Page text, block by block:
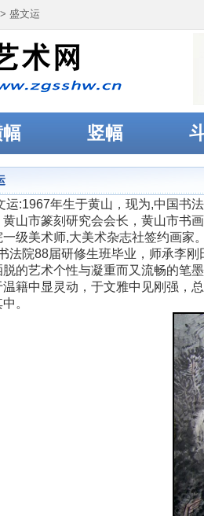
> 盛文运
竖幅
运:1967年生于黄山，现为,中国书
黄山市篆刻研究会会长，黄山市书
级美术师,大美术杂志社签约画家
院88届研修生班毕业，师承李刚
脱的艺术个性与凝重而又流畅的笔
温籍中显灵动，于文雅中见刚强，
。